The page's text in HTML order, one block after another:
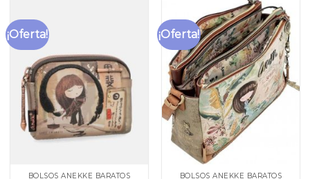
¡Oferta!
BOLSOS ANEKKE BARATOS
¡Oferta!
BOLSOS ANEKKE BARATOS